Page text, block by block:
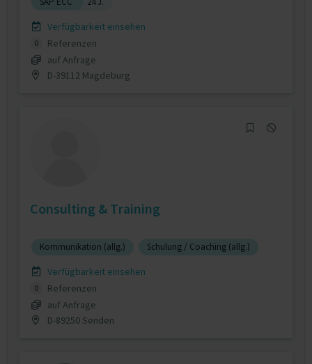
Verfügbarkeit einsehen
0
Referenzen
auf Anfrage
D-39112 Magdeburg
Consulting & Training
Kommunikation (allg.) Schulung / Coaching (allg.)
Verfügbarkeit einsehen
0
Referenzen
auf Anfrage
D-89250 Senden